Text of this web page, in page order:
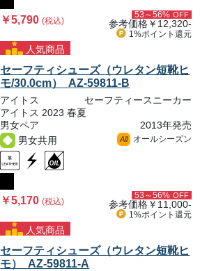
￥5,790(税込)
53～56% OFF
参考価格￥12,320-
1%ポイント 還元
人気商品
セーフティシューズ（ウレタン短靴ヒ
モ/30.0cm） AZ-59811-B
アイトス
セーフティースニーカー
アイトス 2023 春夏
男女ペア
2013年発売
男女共用
All オールシーズン
￥5,170(税込)
53～56% OFF
参考価格￥11,000-
1%ポイント 還元
人気商品
セーフティシューズ（ウレタン短靴ヒ
モ） AZ-59811-A